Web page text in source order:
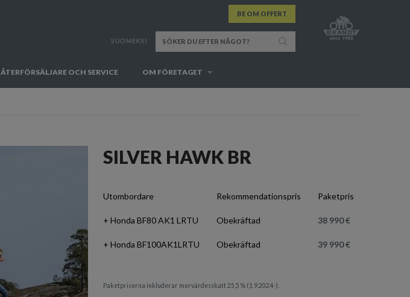
BE OM OFFERT
SUOMEKSI
ÅTERFÖRSÄLJARE OCH SERVICE OM FÖRETAGET
SILVER HAWK BR
Utombordare Rekommendationspris Paketpris
+ Honda BF80 AK1 LRTU Obekräftad 38 990 €
+ Honda BF100AK1LRTU Obekräftad 39 990 €
Paketpriserna inkluderar mervärdesskatt 25,5 % (1.9.2024-).